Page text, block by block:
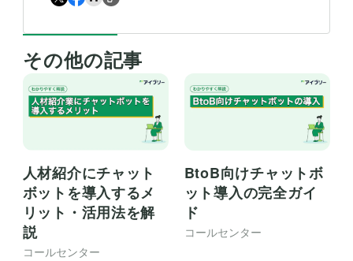
その他の記事
人材紹介にチャット
ボットを導入するメ
リット・活用法を解
説
コールセンター
BtoB向けチャットボ
ット導入の完全ガイ
ド
コールセンター